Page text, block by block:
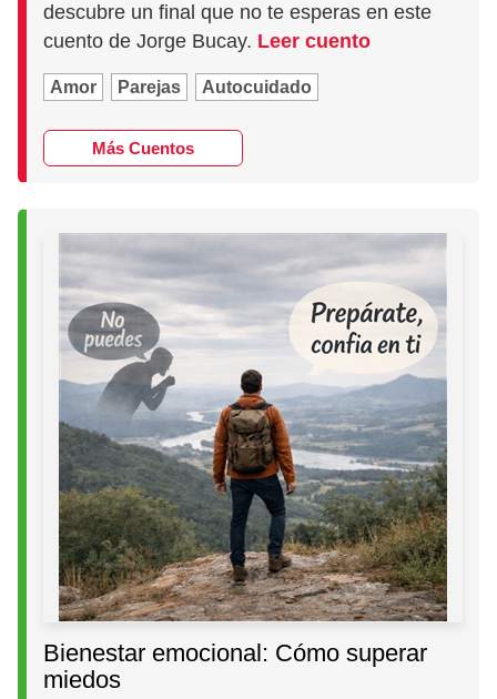
descubre un final que no te esperas en este
cuento de Jorge Bucay. Leer cuento
Amor Parejas Autocuidado
Más Cuentos
Bienestar emocional: Cómo superar
miedos